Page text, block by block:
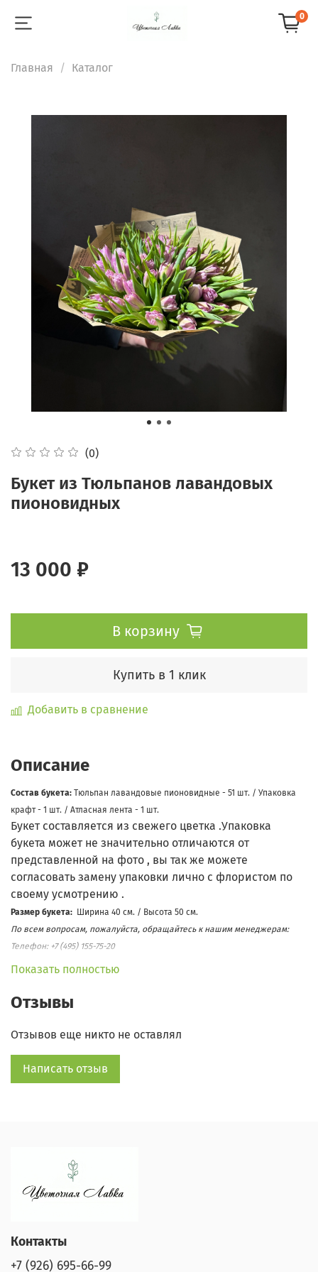
0
Главная Каталог
(0)
Букет из Тюльпанов лавандовых
пионовидных
13 000 ₽
В корзину
Купить в 1 клик
Добавить в сравнение
Описание
Состав букета: Тюльпан лавандовые пионовидные - 51 шт. / Упаковка
крафт - 1 шт. / Атласная лента - 1 шт.
Букет составляется из свежего цветка .Упаковка
букета может не значительно отличаются от
представленной на фото , вы так же можете
согласовать замену упаковки лично с флористом по
своему усмотрению .
Размер букета: Ширина 40 см. / Высота 50 см.
По всем вопросам, пожалуйста, обращайтесь к нашим менеджерам:
Телефон: +7 (495) 155-75-20
WhatsApp: +7 (925) 355-65-81
Показать полностью
Отзывы
Отзывов еще никто не оставлял
Написать отзыв
Контакты
+7 (926) 695-66-99